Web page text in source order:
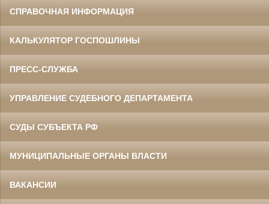
СПРАВОЧНАЯ ИНФОРМАЦИЯ
КАЛЬКУЛЯТОР ГОСПОШЛИНЫ
ПРЕСС-СЛУЖБА
УПРАВЛЕНИЕ СУДЕБНОГО ДЕПАРТАМЕНТА
СУДЫ СУБЪЕКТА РФ
МУНИЦИПАЛЬНЫЕ ОРГАНЫ ВЛАСТИ
ВАКАНСИИ